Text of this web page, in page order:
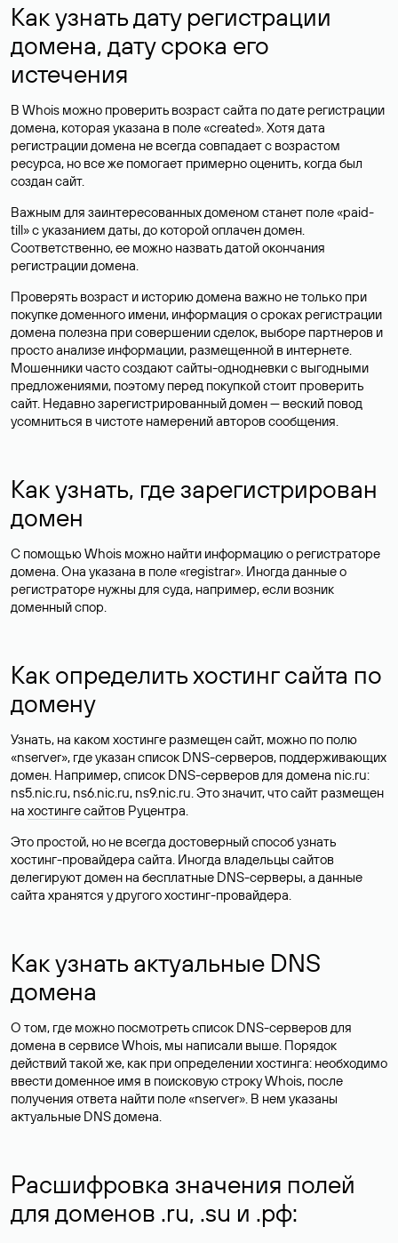
Как узнать дату регистрации
домена, дату срока его
истечения
В Whois можно проверить возраст сайта по дате регистрации
домена, которая указана в поле «created». Хотя дата
регистрации домена не всегда совпадает с возрастом
ресурса, но все же помогает примерно оценить, когда был
создан сайт.
Важным для заинтересованных доменом станет поле «paid-
till» с указанием даты, до которой оплачен домен.
Соответственно, ее можно назвать датой окончания
регистрации домена.
Проверять возраст и историю домена важно не только при
покупке доменного имени, информация о сроках регистрации
домена полезна при совершении сделок, выборе партнеров и
просто анализе информации, размещенной в интернете.
Мошенники часто создают сайты-однодневки с выгодными
предложениями, поэтому перед покупкой стоит проверить
сайт. Недавно зарегистрированный домен — веский повод
усомниться в чистоте намерений авторов сообщения.
Как узнать, где зарегистрирован
домен
С помощью Whois можно найти информацию о регистраторе
домена. Она указана в поле «registrar». Иногда данные о
регистраторе нужны для суда, например, если возник
доменный спор.
Как определить хостинг сайта по
домену
Узнать, на каком хостинге размещен сайт, можно по полю
«nserver», где указан список DNS-серверов, поддерживающих
домен. Например, список DNS-серверов для домена nic.ru:
ns5.nic.ru, ns6.nic.ru, ns9.nic.ru. Это значит, что сайт размещен
на хостинге сайтов Руцентра.
Это простой, но не всегда достоверный способ узнать
хостинг-провайдера сайта. Иногда владельцы сайтов
делегируют домен на бесплатные DNS-серверы, а данные
сайта хранятся у другого хостинг-провайдера.
Как узнать актуальные DNS
домена
О том, где можно посмотреть список DNS-серверов для
домена в сервисе Whois, мы написали выше. Порядок
действий такой же, как при определении хостинга: необходимо
ввести доменное имя в поисковую строку Whois, после
получения ответа найти поле «nserver». В нем указаны
актуальные DNS домена.
Расшифровка значения полей
для доменов .ru, .su и .рф: